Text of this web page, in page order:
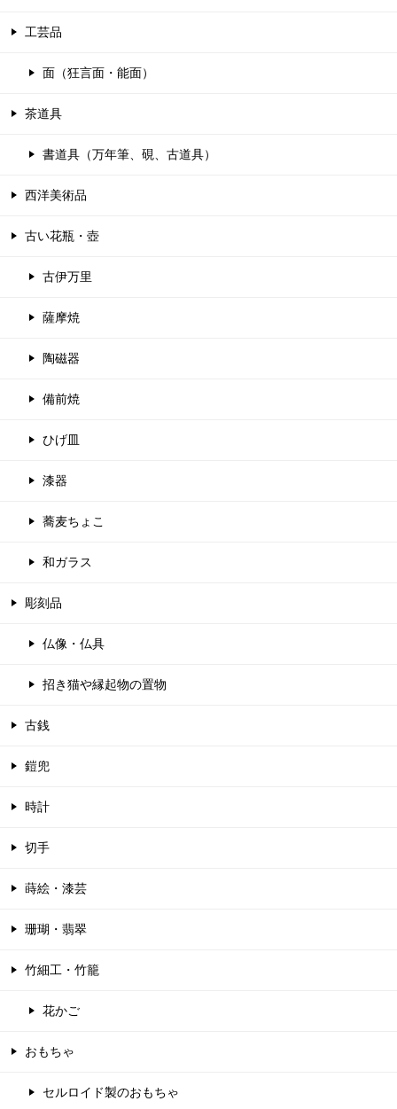
工芸品
面（狂言面・能面）
茶道具
書道具（万年筆、硯、古道具）
西洋美術品
古い花瓶・壺
古伊万里
薩摩焼
陶磁器
備前焼
ひげ皿
漆器
蕎麦ちょこ
和ガラス
彫刻品
仏像・仏具
招き猫や縁起物の置物
古銭
鎧兜
時計
切手
蒔絵・漆芸
珊瑚・翡翠
竹細工・竹籠
花かご
おもちゃ
セルロイド製のおもちゃ